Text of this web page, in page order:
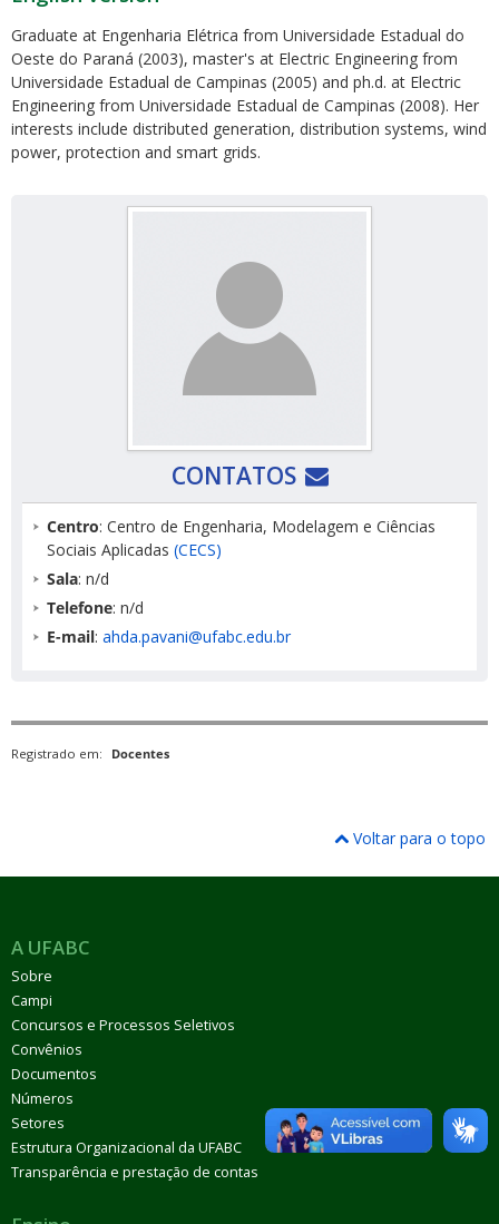
Graduate at Engenharia Elétrica from Universidade Estadual do
Oeste do Paraná (2003), master's at Electric Engineering from
Universidade Estadual de Campinas (2005) and ph.d. at Electric
Engineering from Universidade Estadual de Campinas (2008). Her
interests include distributed generation, distribution systems, wind
power, protection and smart grids.
CONTATOS
Centro: Centro de Engenharia, Modelagem e Ciências
Sociais Aplicadas (CECS)
Sala: n/d
Telefone: n/d
E-mail: ahda.pavani@ufabc.edu.br
Registrado em: Docentes
Voltar para o topo
A UFABC
Sobre
Campi
Concursos e Processos Seletivos
Convênios
Documentos
Números
Setores
Estrutura Organizacional da UFABC
Transparência e prestação de contas